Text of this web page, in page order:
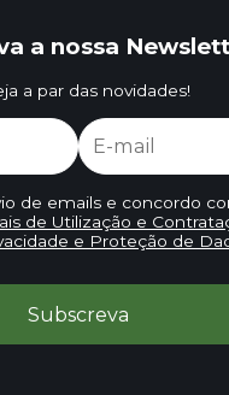
a nossa
a par das novidades!
de emails e concordo
de Utilização e
e Proteção de